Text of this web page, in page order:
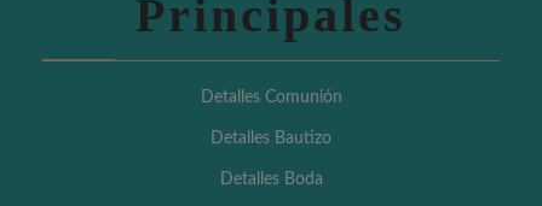
Principales
Detalles Comunión
Detalles Bautizo
Detalles Boda